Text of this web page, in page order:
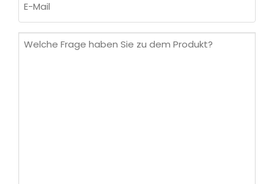
Mail
Welche